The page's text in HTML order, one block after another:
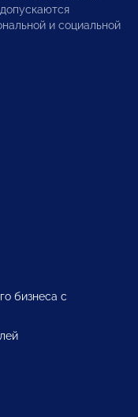
и социальной
бизнеса с